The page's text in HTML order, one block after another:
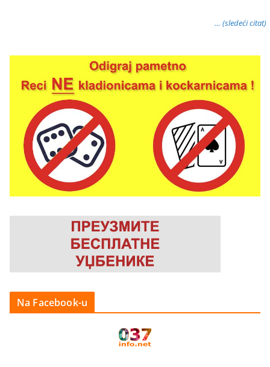
… (sledeći citat)
Na Facebook-u